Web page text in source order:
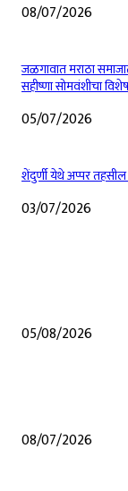
08/07/2026
जळगावात मराठा
सहीष्णा सोमवंशीचा
05/07/2026
शेंदुर्णी येथे अप्पर
03/07/2026
05/08/2026
08/07/2026